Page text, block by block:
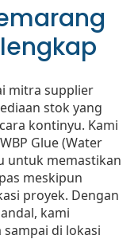
mitra supplier
stok yang
kontinyu. Kami
Glue (Water
untuk memastikan
meskipun
proyek. Dengan
kami
di lokasi